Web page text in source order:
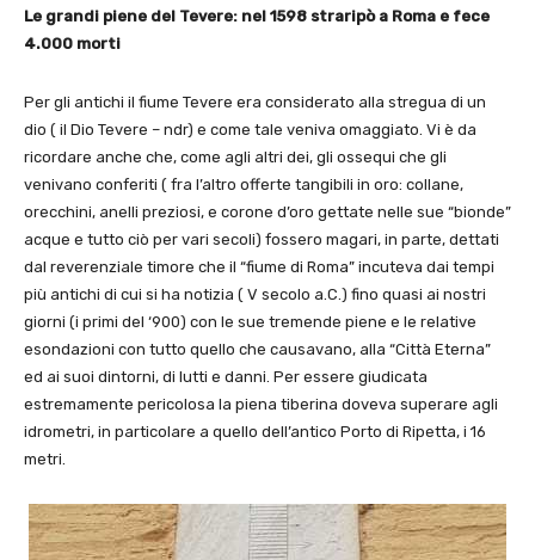
Le grandi piene del Tevere: nel 1598 straripò a Roma e fece
4.000 morti
Per gli antichi il fiume Tevere era considerato alla stregua di un
dio ( il Dio Tevere – ndr) e come tale veniva omaggiato. Vi è da
ricordare anche che, come agli altri dei, gli ossequi che gli
venivano conferiti ( fra l’altro offerte tangibili in oro: collane,
orecchini, anelli preziosi, e corone d’oro gettate nelle sue “bionde”
acque e tutto ciò per vari secoli) fossero magari, in parte, dettati
dal reverenziale timore che il “fiume di Roma” incuteva dai tempi
più antichi di cui si ha notizia ( V secolo a.C.) fino quasi ai nostri
giorni (i primi del ‘900) con le sue tremende piene e le relative
esondazioni con tutto quello che causavano, alla “Città Eterna”
ed ai suoi dintorni, di lutti e danni. Per essere giudicata
estremamente pericolosa la piena tiberina doveva superare agli
idrometri, in particolare a quello dell’antico Porto di Ripetta, i 16
metri.